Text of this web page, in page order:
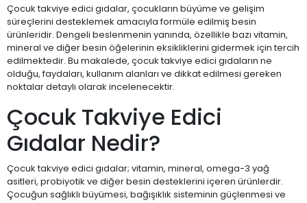
Çocuk takviye edici gıdalar, çocukların büyüme ve gelişim
süreçlerini desteklemek amacıyla formüle edilmiş besin
ürünleridir. Dengeli beslenmenin yanında, özellikle bazı vitamin,
mineral ve diğer besin öğelerinin eksikliklerini gidermek için tercih
edilmektedir. Bu makalede, çocuk takviye edici gıdaların ne
olduğu, faydaları, kullanım alanları ve dikkat edilmesi gereken
noktalar detaylı olarak incelenecektir.
Çocuk Takviye Edici
Gıdalar Nedir?
Çocuk takviye edici gıdalar; vitamin, mineral, omega-3 yağ
asitleri, probiyotik ve diğer besin desteklerini içeren ürünlerdir.
Çocuğun sağlıklı büyümesi, bağışıklık sisteminin güçlenmesi ve